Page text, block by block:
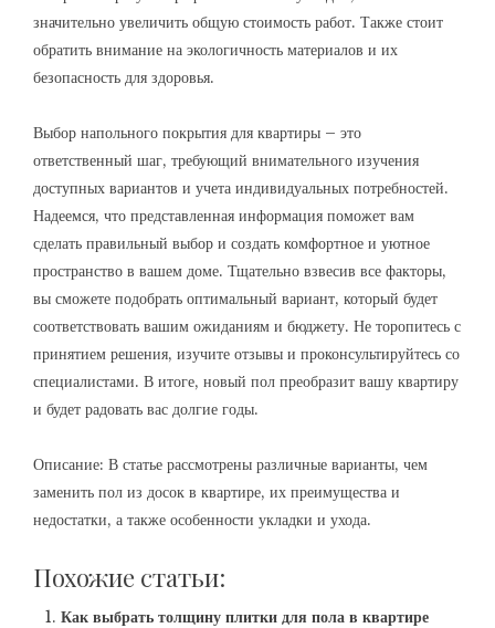
значительно увеличить общую стоимость работ. Также стоит
обратить внимание на экологичность материалов и их
безопасность для здоровья.
Выбор напольного покрытия для квартиры – это
ответственный шаг, требующий внимательного изучения
доступных вариантов и учета индивидуальных потребностей.
Надеемся, что представленная информация поможет вам
сделать правильный выбор и создать комфортное и уютное
пространство в вашем доме. Тщательно взвесив все факторы,
вы сможете подобрать оптимальный вариант, который будет
соответствовать вашим ожиданиям и бюджету. Не торопитесь с
принятием решения, изучите отзывы и проконсультируйтесь со
специалистами. В итоге, новый пол преобразит вашу квартиру
и будет радовать вас долгие годы.
Описание: В статье рассмотрены различные варианты, чем
заменить пол из досок в квартире, их преимущества и
недостатки, а также особенности укладки и ухода.
Похожие статьи:
Как выбрать толщину плитки для пола в квартире